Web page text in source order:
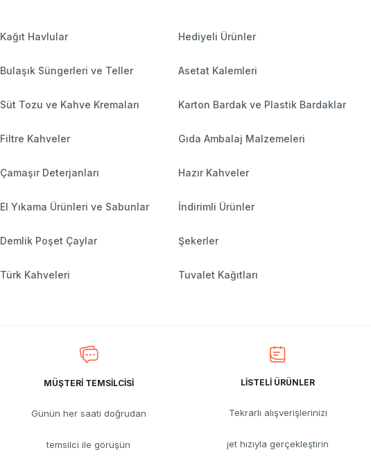
Kağıt Havlular Hediyeli Ürünler
Bulaşık Süngerleri ve Teller Asetat Kalemleri
Süt Tozu ve Kahve Kremaları Karton Bardak ve Plastik Bardaklar
Filtre Kahveler Gıda Ambalaj Malzemeleri
Çamaşır Deterjanları Hazır Kahveler
El Yıkama Ürünleri ve Sabunlar İndirimli Ürünler
Demlik Poşet Çaylar Şekerler
Türk Kahveleri Tuvalet Kağıtları
MÜŞTERİ TEMSİLCİSİ
Günün her saati doğrudan
temsilci ile görüşün
LİSTELİ ÜRÜNLER
Tekrarlı alışverişlerinizi
jet hızıyla gerçekleştirin